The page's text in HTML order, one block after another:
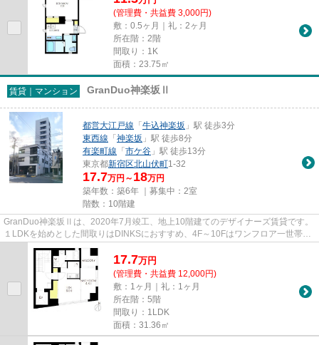
(管理費・共益費 3,000円)
敷：0.5ヶ月｜礼：2ヶ月
所在階：2階
間取り：1K
面積：23.75㎡
賃貸｜マンション GranDuo神楽坂Ⅱ
都営大江戸線 「 牛込神楽坂 」駅 徒歩3分
東西線 「 神楽坂 」駅 徒歩8分
有楽町線 「 市ケ谷 」駅 徒歩13分
東京都新宿区北山伏町1-32
17.7万円～ 18万円
築年数：築6年 ｜募集中： 2室
階数：10階建
GranDuo神楽坂Ⅱは、2020年7月竣工、地上10階建てのデザイナーズ賃貸です。
１LDKを始めとした間取りはDINKSにおすすめ、4F～10Fはワンフロア一世帯だ
けです。 4Fにはルーフバルコニー...
17.7万円
(管理費・共益費 12,000円)
敷：1ヶ月｜礼：1ヶ月
所在階：5階
間取り：1LDK
面積：31.36㎡